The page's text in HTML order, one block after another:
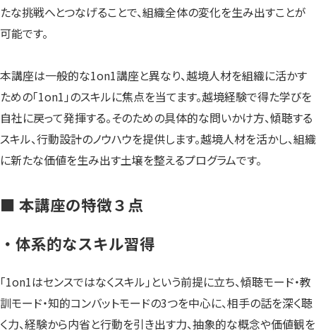
たな挑戦へとつなげることで、組織全体の変化を生み出すことが
可能です。
本講座は一般的な1on1講座と異なり、越境人材を組織に活かす
ための「1on1」のスキルに焦点を当てます。越境経験で得た学びを
自社に戻って発揮する。そのための具体的な問いかけ方、傾聴する
スキル、行動設計のノウハウを提供します。越境人材を活かし、組織
に新たな価値を生み出す土壌を整えるプログラムです。
■ 本講座の特徴３点
・体系的なスキル習得
「1on1はセンスではなくスキル」という前提に立ち、傾聴モード・教
訓モード・知的コンバットモードの3つを中心に、相手の話を深く聴
く力、経験から内省と行動を引き出す力、抽象的な概念や価値観を